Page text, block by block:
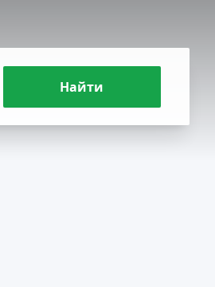
Найти